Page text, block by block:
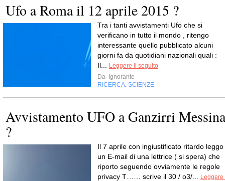
Ufo a Roma il 12 aprile 2015 ?
Tra i tanti avvistamenti Ufo che si
verificano in tutto il mondo , ritengo
interessante quello pubblicato alcuni
giorni fa da quotidiani nazionali quali :
Il...
Leggere il seguito
Da
Ignorante
RICERCA SCIENZE
Avvistamento UFO a Ganzirri Messina
?
Il 7 aprile con ingiustificato ritardo leggo
un E-mail di una lettrice ( si spera) che
riporto seguendo ovviamente le regole
privacy T…… scrive il 30 / o3/...
Leggere